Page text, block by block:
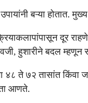
बऱ्या
क्रियाकलापांपासून
हुशारीने बदल म्हणून
४८ ते ७२ तासांत
आणते.